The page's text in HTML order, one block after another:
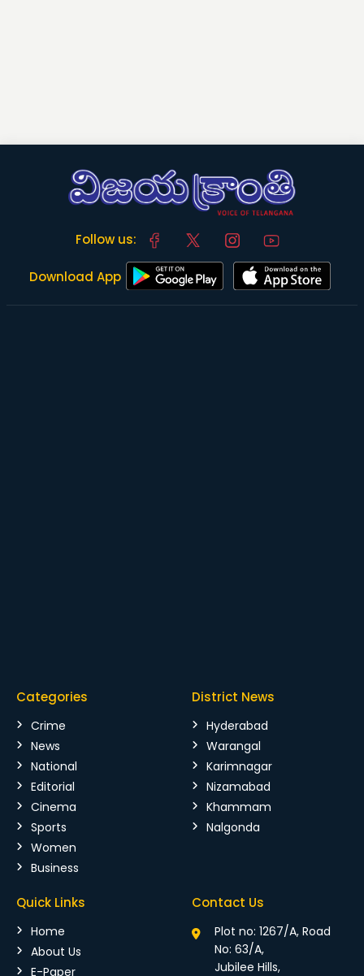
Follow us:
Download App
Categories
Crime
News
National
Editorial
Cinema
Sports
Women
Business
District News
Hyderabad
Warangal
Karimnagar
Nizamabad
Khammam
Nalgonda
Quick Links
Home
About Us
E-Paper
Contact Us
Plot no: 1267/A, Road
No: 63/A,
Jubilee Hills,